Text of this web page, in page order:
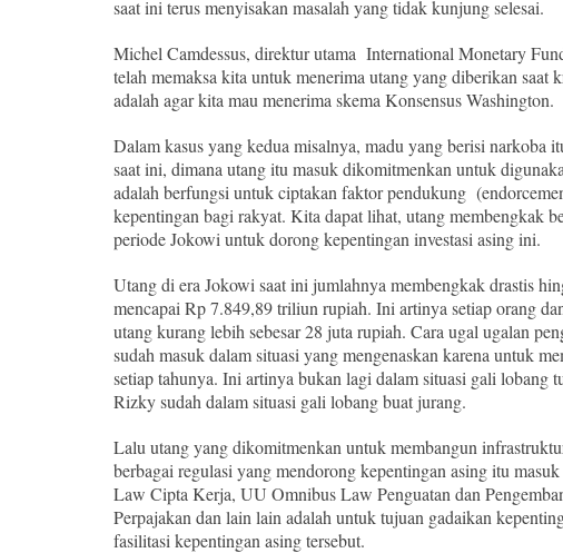
saat ini terus menyisakan masalah yang tidak kunjung selesai.
Michel Camdessus, direktur utama International Monetary
telah memaksa kita untuk menerima utang yang diberikan saat
adalah agar kita mau menerima skema Konsensus Washington.
Dalam kasus yang kedua misalnya, madu yang berisi
saat ini, dimana utang itu masuk dikomitmenkan untuk
adalah berfungsi untuk ciptakan faktor pendukung
kepentingan bagi rakyat. Kita dapat lihat, utang membengkak
periode Jokowi untuk dorong kepentingan investasi asing ini.
Utang di era Jokowi saat ini jumlahnya membengkak drastis
mencapai Rp 7.849,89 triliun rupiah. Ini artinya setiap orang
utang kurang lebih sebesar 28 juta rupiah. Cara ugal ugalan
sudah masuk dalam situasi yang mengenaskan karena untuk
setiap tahunya. Ini artinya bukan lagi dalam situasi gali
Rizky sudah dalam situasi gali lobang buat jurang.
Lalu utang yang dikomitmenkan untuk membangun
berbagai regulasi yang mendorong kepentingan asing itu
Law Cipta Kerja, UU Omnibus Law Penguatan dan
Perpajakan dan lain lain adalah untuk tujuan gadaikan
fasilitasi kepentingan asing tersebut.